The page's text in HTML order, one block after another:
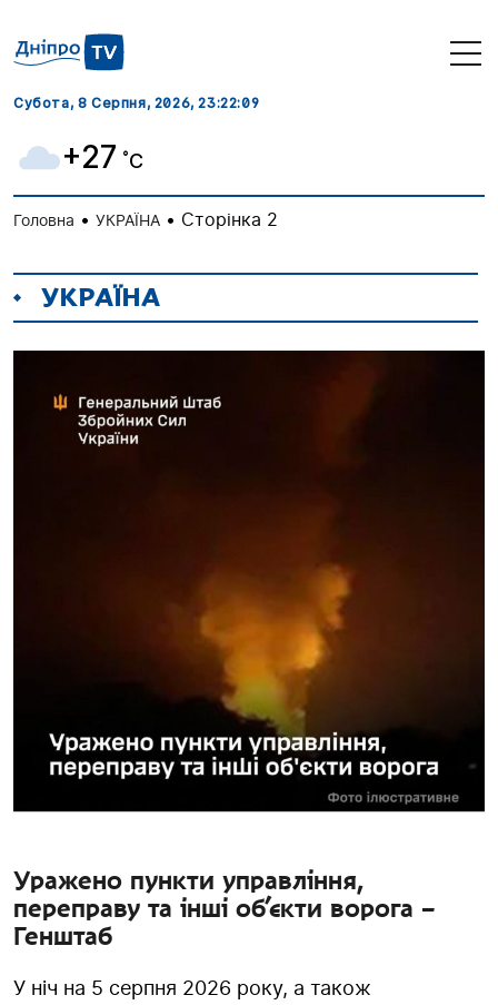
Субота, 8 Серпня, 2026, 23:22:10
+27 ˚C
Головна • УКРАЇНА • Сторінка 2
УКРАЇНА
Уражено пункти управління,
переправу та інші об’єкти ворога –
Генштаб
У ніч на 5 серпня 2026 року, а також